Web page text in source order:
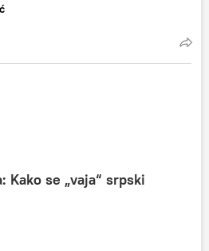
Kako se „vaja“ srpski